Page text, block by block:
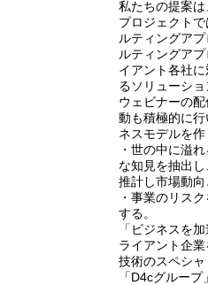
私たちの提案
プロジェクト
ルティングア
ルティングア
イアント各社
るソリューショ
ウェビナーの
動も積極的に
ネスモデルを作
・世の中に溢
な知見を抽出
推計し市場動向
・事業のリス
する。
「ビジネスを
ライアント企
技術のスペシ
「D4cグループ